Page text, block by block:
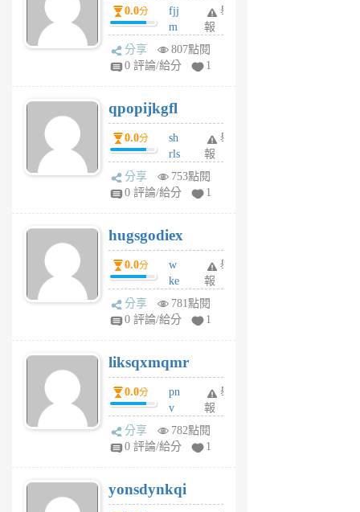
月
前
0.0分
fjj
m
w
rs
6
個
月
前
舉
報
分享
807點閱
0 評論/給分
1
qpopijkgfl
0.0分
sh
rls
k
m
6
個
月
前
舉
報
分享
753點閱
0 評論/給分
1
hugsgodiex
0.0分
w
ke
rv
pj
6
個
月
前
舉
報
分享
781點閱
0 評論/給分
1
liksqxmqmr
0.0分
pn
v
wt
sv
6
個
舉
報
分享
782點閱
0 評論/給分
1
yonsdynkqi